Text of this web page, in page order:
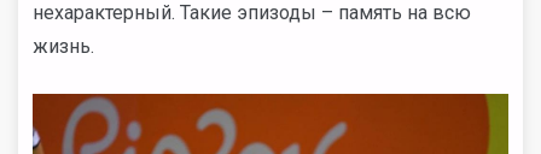
нехарактерный. Такие эпизоды – память на всю
жизнь.